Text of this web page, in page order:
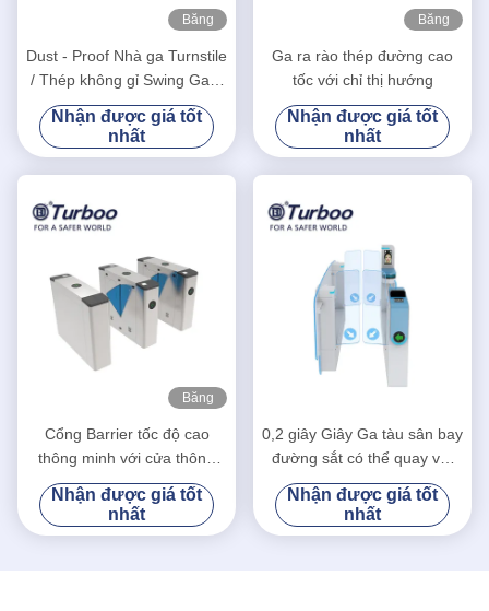
Băng
Dust - Proof Nhà ga Turnstile
/ Thép không gỉ Swing Gate
Access Control
Nhận được giá tốt
nhất
Băng
Ga ra rào thép đường cao
tốc với chỉ thị hướng
Nhận được giá tốt
nhất
Băng
Cổng Barrier tốc độ cao
thông minh với cửa thông
minh
Nhận được giá tốt
nhất
0,2 giây Giây Ga tàu sân bay
đường sắt có thể quay với
nhận dạng kép
Nhận được giá tốt
nhất